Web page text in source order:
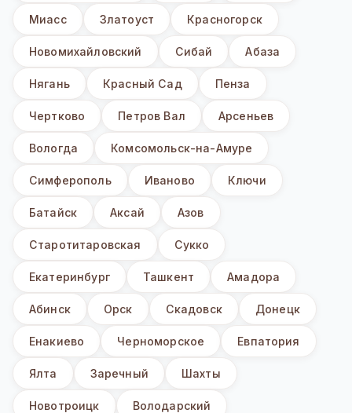
Миасс Златоуст Красногорск
Новомихайловский Сибай Абаза
Нягань Красный Сад Пенза
Чертково Петров Вал Арсеньев
Вологда Комсомольск-на-Амуре
Симферополь Иваново Ключи
Батайск Аксай Азов
Старотитаровская Сукко
Екатеринбург Ташкент Амадора
Абинск Орск Скадовск Донецк
Енакиево Черноморское Евпатория
Ялта Заречный Шахты
Новотроицк Володарский